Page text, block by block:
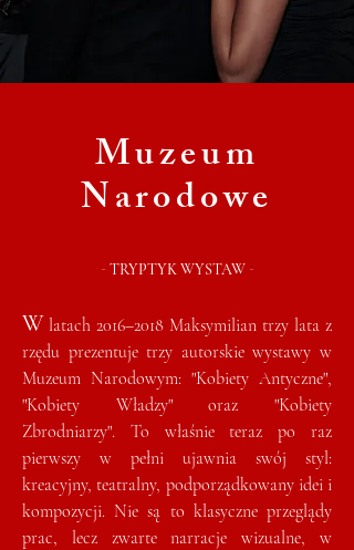
Muzeum
Narodowe
- TRYPTYK WYSTAW -
W latach 2016–2018 Maksymilian trzy lata z
rzędu prezentuje trzy autorskie wystawy w
Muzeum Narodowym: "Kobiety Antyczne",
"Kobiety Władzy" oraz "Kobiety
Zbrodniarzy". To właśnie teraz po raz
pierwszy w pełni ujawnia swój styl:
kreacyjny, teatralny, podporządkowany idei i
kompozycji. Nie są to klasyczne przeglądy
prac, lecz zwarte narracje wizualne, w